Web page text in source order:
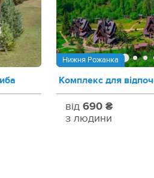
Нижня Рожанка
Комплекс для
від 690 ₴
з людини